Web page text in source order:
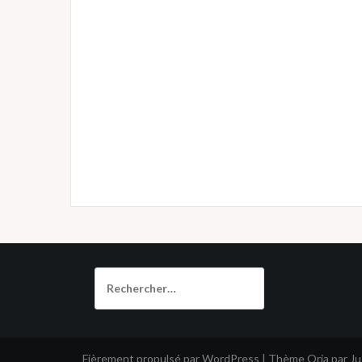
Fièrement propulsé par WordPress | Thème Oria par